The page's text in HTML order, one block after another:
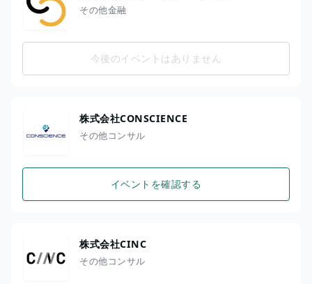
その他金融
今後のイベントはありません
株式会社CONSCIENCE
その他コンサル
イベントを確認する
株式会社CINC
その他コンサル